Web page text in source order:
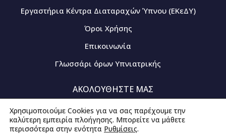
Εργαστήρια Κέντρα Διαταραχών Ύπνου (ΕΚεΔΥ)
Όροι Χρήσης
Επικοινωνία
Γλωσσάρι όρων Υπνιατρικής
ΑΚΟΛΟΥΘΗΣΤΕ ΜΑΣ
© 2020-2026 - All rights Reserved
Χρησιμοποιούμε Cookies για να σας παρέχουμε την
καλύτερη εμπειρία πλοήγησης. Μπορείτε να μάθετε
περισσότερα στην ενότητα Ρυθμίσεις.